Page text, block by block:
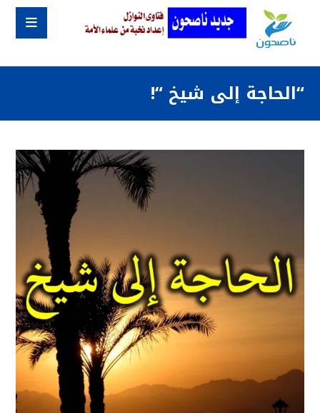
“الحاجة إلى شيخ “!